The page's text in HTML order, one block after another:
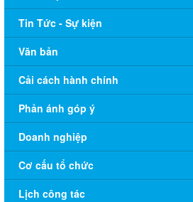
Tin Tức - Sự kiện
Văn bản
Cải cách hành chính
Phản ánh góp ý
Doanh nghiệp
Cơ cấu tổ chức
Lịch công tác